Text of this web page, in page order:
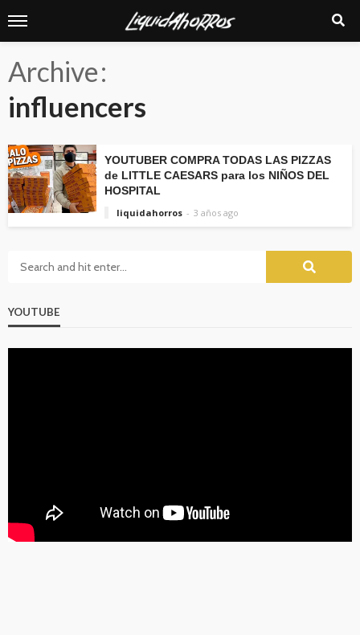
Archive
influencers
YOUTUBER COMPRA TODAS LAS PIZZAS
de LITTLE CAESARS para los NIÑOS DEL
HOSPITAL
liquidahorros
3 años ago
YOUTUBE